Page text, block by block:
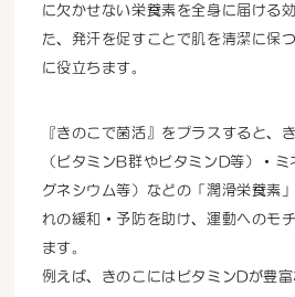
に欠かせない栄養素を全身に届ける
た、発汗を促すことで肌を清潔に保
に役立ちます。
『きのこで菌活』をプラスすると、
（ビタミンB群やビタミンD等）・
グネシウム等）などの「潤滑栄養素
れの緩和・予防を助け、運動へのモ
ます。
例えば、きのこにはビタミンDが豊